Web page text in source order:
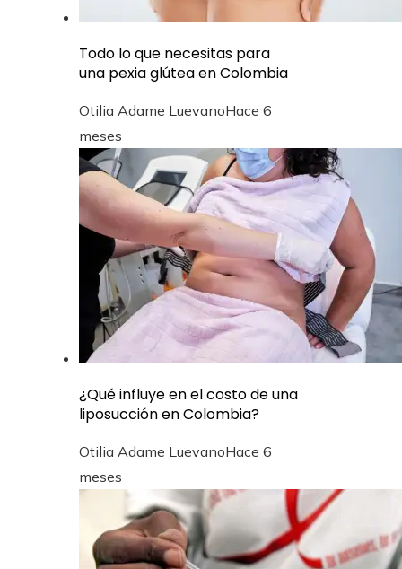
Todo lo que necesitas para
una pexia glútea en Colombia
Otilia Adame LuevanoHace 6
meses
¿Qué influye en el costo de una
liposucción en Colombia?
Otilia Adame LuevanoHace 6
meses